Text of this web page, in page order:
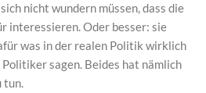
nicht wundern müssen, dass die
interessieren. Oder besser: sie
was in der realen Politik wirklich
sagen. Beides hat nämlich
tun.